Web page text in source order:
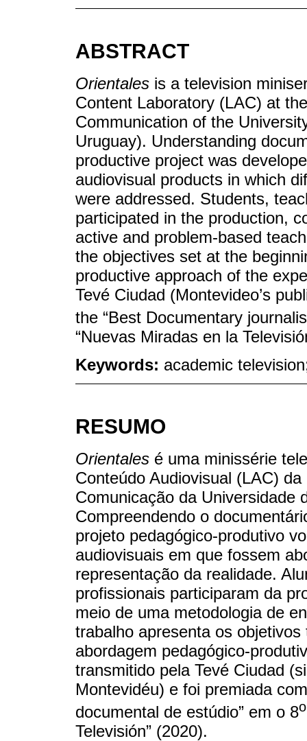
ABSTRACT
Orientales is a television
Content Laboratory (LAC) at
Communication of the
Uruguay). Understanding
productive project was
audiovisual products in which
were addressed. Students,
participated in the production,
active and problem-based
the objectives set at the
productive approach of the
Tevé Ciudad (Montevideo’s
the “Best Documentary
“Nuevas Miradas en la
Keywords: academic
RESUMO
Orientales é uma minissérie
Conteúdo Audiovisual (LAC)
Comunicação da Universidade
Compreendendo o
projeto pedagógico-produtivo
audiovisuais em que fossem
representação da realidade.
profissionais participaram da
meio de uma metodologia de
trabalho apresenta os
abordagem pedagógico-
transmitido pela Tevé Ciudad
Montevidéu) e foi premiada
documental de estúdio” em o 8o
Televisión” (2020).